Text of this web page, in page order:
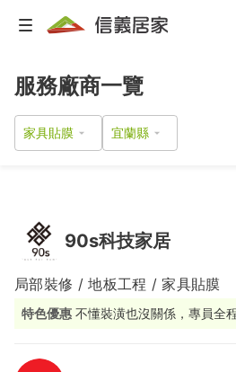
服務廠商一覽
家具貼膜
90s科技家居
局部裝修 / 地板工程 / 家具貼膜
特色優惠 不懂裝潢也沒關係，專員全